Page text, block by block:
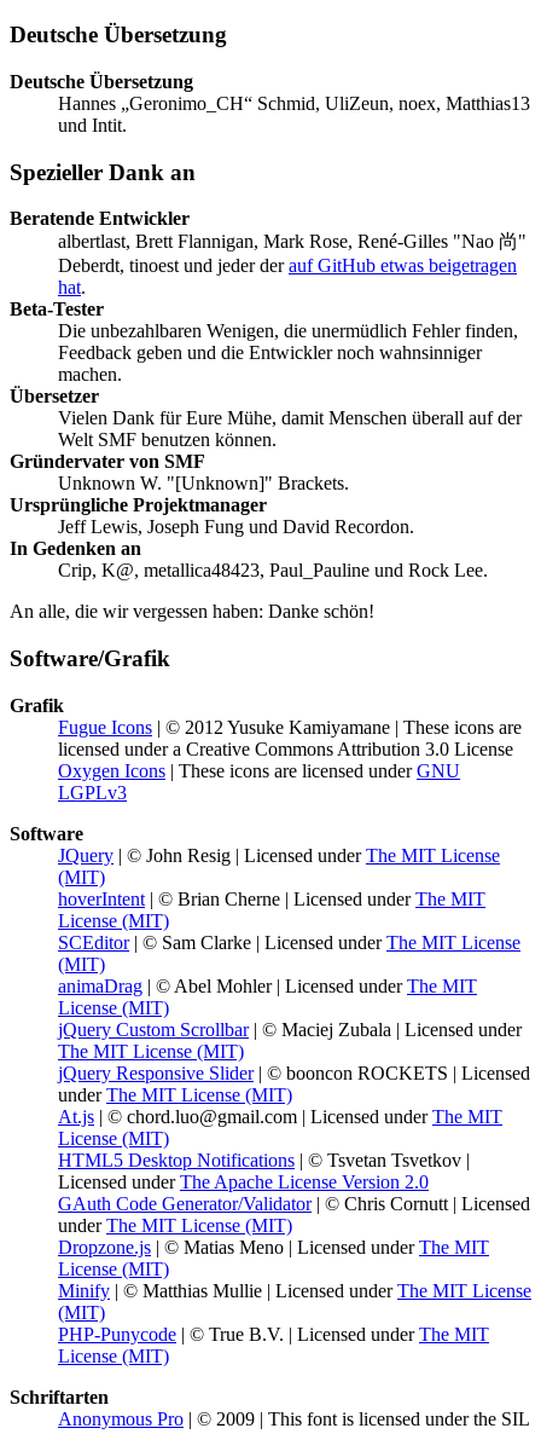
Deutsche Übersetzung
Deutsche Übersetzung
Hannes „Geronimo_CH“ Schmid, UliZeun, noex, Matthias13
und Intit.
Spezieller Dank an
Beratende Entwickler
albertlast, Brett Flannigan, Mark Rose, René-Gilles "Nao 尚"
Deberdt, tinoest und jeder derauf GitHub etwas beigetragen
hat.
Beta-Tester
Die unbezahlbaren Wenigen, die unermüdlich Fehler finden,
Feedback geben und die Entwickler noch wahnsinniger
machen.
Übersetzer
Vielen Dank für Eure Mühe, damit Menschen überall auf der
Welt SMF benutzen können.
Gründervater von SMF
Unknown W. "[Unknown]" Brackets.
Ursprüngliche Projektmanager
Jeff Lewis, Joseph Fung und David Recordon.
In Gedenken an
Crip, K@, metallica48423, Paul_Pauline und Rock Lee.
An alle, die wir vergessen haben: Danke schön!
Software/Grafik
Grafik
Fugue Icons | © 2012 Yusuke Kamiyamane | These icons are
licensed under a Creative Commons Attribution 3.0 License
Oxygen Icons | These icons are licensed underGNU
LGPLv3
Software
JQuery | © John Resig | Licensed underThe MIT License
(MIT)
hoverIntent | © Brian Cherne | Licensed underThe MIT
License (MIT)
SCEditor| © Sam Clarke | Licensed underThe MIT License
(MIT)
animaDrag | © Abel Mohler | Licensed underThe MIT
License (MIT)
jQuery Custom Scrollbar| © Maciej Zubala | Licensed under
The MIT License (MIT)
jQuery Responsive Slider| © booncon ROCKETS | Licensed
underThe MIT License (MIT)
At.js | © chord.luo@gmail.com | Licensed underThe MIT
License (MIT)
HTML5 Desktop Notifications | © Tsvetan Tsvetkov |
Licensed underThe Apache License Version 2.0
GAuth Code Generator/Validator| © Chris Cornutt | Licensed
underThe MIT License (MIT)
Dropzone.js | © Matias Meno | Licensed underThe MIT
License (MIT)
Minify | © Matthias Mullie | Licensed underThe MIT License
(MIT)
PHP-Punycode | © True B.V. | Licensed underThe MIT
License (MIT)
Schriftarten
Anonymous Pro | © 2009 | This font is licensed under the SIL